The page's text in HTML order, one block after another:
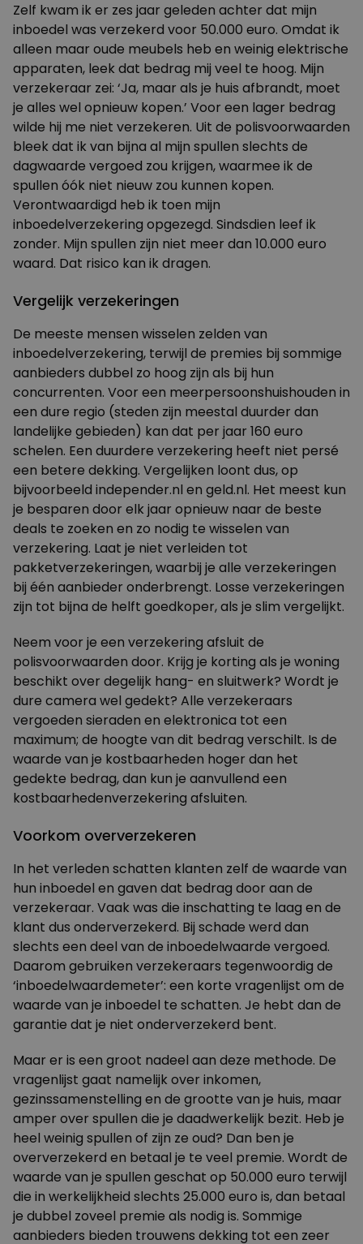
Zelf kwam ik er zes jaar geleden achter dat mijn
inboedel was verzekerd voor 50.000 euro. Omdat ik
alleen maar oude meubels heb en weinig elektrische
apparaten, leek dat bedrag mij veel te hoog. Mijn
verzekeraar zei: ‘Ja, maar als je huis afbrandt, moet
je alles wel opnieuw kopen.’ Voor een lager bedrag
wilde hij me niet verzekeren. Uit de polisvoorwaarden
bleek dat ik van bijna al mijn spullen slechts de
dagwaarde vergoed zou krijgen, waarmee ik de
spullen óók niet nieuw zou kunnen kopen.
Verontwaardigd heb ik toen mijn
inboedelverzekering opgezegd. Sindsdien leef ik
zonder. Mijn spullen zijn niet meer dan 10.000 euro
waard. Dat risico kan ik dragen.
Vergelijk verzekeringen
De meeste mensen wisselen zelden van
inboedelverzekering, terwijl de premies bij sommige
aanbieders dubbel zo hoog zijn als bij hun
concurrenten. Voor een meerpersoonshuishouden in
een dure regio (steden zijn meestal duurder dan
landelijke gebieden) kan dat per jaar 160 euro
schelen. Een duurdere verzekering heeft niet persé
een betere dekking. Vergelijken loont dus, op
bijvoorbeeld independer.nl en geld.nl. Het meest kun
je besparen door elk jaar opnieuw naar de beste
deals te zoeken en zo nodig te wisselen van
verzekering. Laat je niet verleiden tot
pakketverzekeringen, waarbij je alle verzekeringen
bij één aanbieder onderbrengt. Losse verzekeringen
zijn tot bijna de helft goedkoper, als je slim vergelijkt.
Neem voor je een verzekering afsluit de
polisvoorwaarden door. Krijg je korting als je woning
beschikt over degelijk hang- en sluitwerk? Wordt je
dure camera wel gedekt? Alle verzekeraars
vergoeden sieraden en elektronica tot een
maximum; de hoogte van dit bedrag verschilt. Is de
waarde van je kostbaarheden hoger dan het
gedekte bedrag, dan kun je aanvullend een
kostbaarhedenverzekering afsluiten.
Voorkom oververzekeren
In het verleden schatten klanten zelf de waarde van
hun inboedel en gaven dat bedrag door aan de
verzekeraar. Vaak was die inschatting te laag en de
klant dus onderverzekerd. Bij schade werd dan
slechts een deel van de inboedelwaarde vergoed.
Daarom gebruiken verzekeraars tegenwoordig de
‘inboedelwaardemeter’: een korte vragenlijst om de
waarde van je inboedel te schatten. Je hebt dan de
garantie dat je niet onderverzekerd bent.
Maar er is een groot nadeel aan deze methode. De
vragenlijst gaat namelijk over inkomen,
gezinssamenstelling en de grootte van je huis, maar
amper over spullen die je daadwerkelijk bezit. Heb je
heel weinig spullen of zijn ze oud? Dan ben je
oververzekerd en betaal je te veel premie. Wordt de
waarde van je spullen geschat op 50.000 euro terwijl
die in werkelijkheid slechts 25.000 euro is, dan betaal
je dubbel zoveel premie als nodig is. Sommige
aanbieders bieden trouwens dekking tot een zeer